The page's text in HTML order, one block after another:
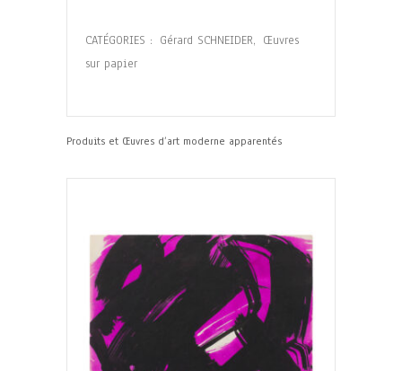
CATÉGORIES : Gérard SCHNEIDER, Œuvres
sur papier
Produits et Œuvres d’art moderne apparentés